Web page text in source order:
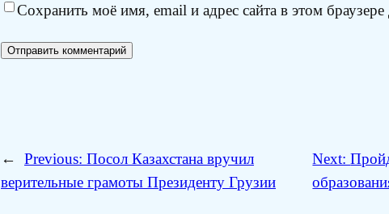
Сохранить моё имя, email и адрес сайта в этом
← Previous: Посол Казахстана вручил
верительные грамоты Президенту Грузии
Next: